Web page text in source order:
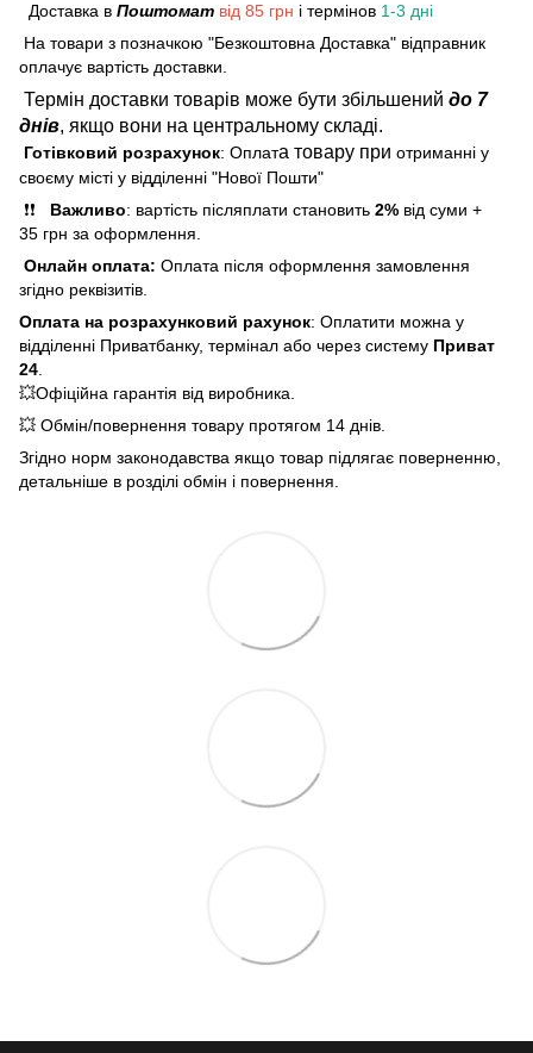
Доставка в Поштомат від 85 грн і термінов 1-3 дні
На товари з позначкою "Безкоштовна Доставка" відправник
оплачує вартість доставки.
Термін доставки товарів може бути збільшений до 7
днів, якщо вони на центральному складі.
Готівковий розрахунок: Оплата товару при отриманні у
своєму місті у відділенні "Нової Пошти"
❗❗ Важливо: вартість післяплати становить 2% від суми +
35 грн за оформлення.
Онлайн оплата: Оплата після оформлення замовлення
згідно реквізитів.
Оплата на розрахунковий рахунок: Оплатити можна у
відділенні Приватбанку, термінал або через систему Приват
24
💥Офіційна гарантія від виробника.
💥 Обмін/повернення товару протягом 14 днів.
Згідно норм законодавства якщо товар підлягає поверненню,
детальніше в розділі обмін і повернення.